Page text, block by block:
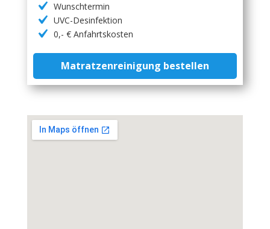
Wunschtermin
UVC-Desinfektion
0,- € Anfahrtskosten
Matratzenreinigung bestellen